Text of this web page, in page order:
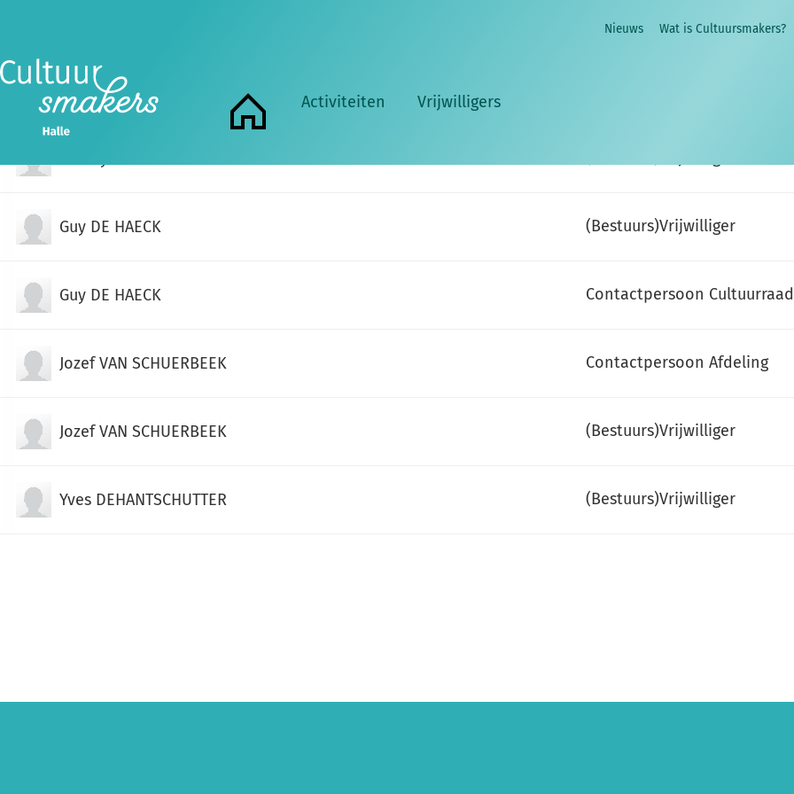
Home
Activiteiten Vrijwilligers
Nieuws Wat is Cultuursmakers?
FUNCTIE
Andrea WAUTERS
Guy DE HAECK (Bestuurs)Vrijwilliger
Guy DE HAECK Contactpersoon Cultuurraad
Jozef VAN SCHUERBEEK Contactpersoon Afdeling
Jozef VAN SCHUERBEEK (Bestuurs)Vrijwilliger
Yves DEHANTSCHUTTER (Bestuurs)Vrijwilliger